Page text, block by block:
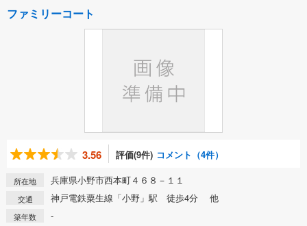
ファミリーコート
3.56 評価(9件) コメント（4件）
所在地 兵庫県小野市西本町４６８－１１
交通 神戸電鉄粟生線「小野」駅 徒歩4分 他
築年数 -